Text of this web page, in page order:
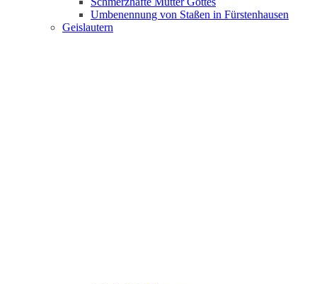
Umbenennung von Staßen in Fürstenhausen
Geislautern